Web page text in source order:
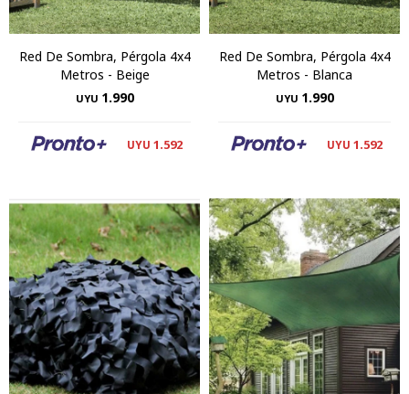
Red De Sombra, Pérgola 4x4
Metros - Beige
UYU 1.990
UYU 1.592
Red De Sombra, Pérgola 4x4
Metros - Blanca
UYU 1.990
UYU 1.592